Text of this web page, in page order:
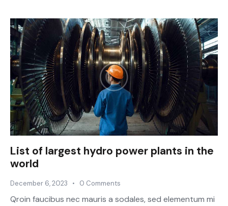
List of largest hydro power plants in the
world
December 6, 2023 0 Comments
Qroin faucibus nec mauris a sodales, sed elementum mi